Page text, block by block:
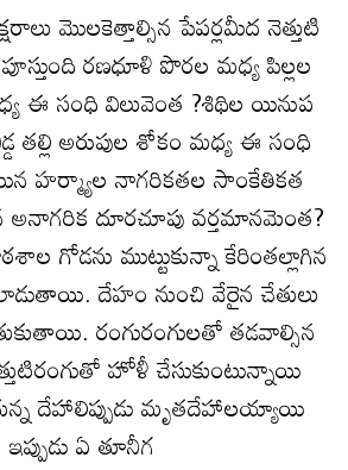
మొలకెత్తాల్సిన పేపర్లమీద నెత్తుటి
రణధూళి పొరల మధ్య పిల్లల
ఈ సంధి విలువెంత ?శిథిల యినుప
తల్లి అరుపుల శోకం మధ్య ఈ సంధి
హర్మ్యాల నాగరికతల సాంకేతికత
అనాగరిక దూరచూపు వర్తమానమెంత?
గోడను ముట్టుకున్నా కేరింతల్లాగిన
దేహం నుంచి వేరైన చేతులు
రంగురంగులతో తడవాల్సిన
హోళీ చేసుకుంటున్నాయి
దేహాలిప్పుడు మృతదేహాలయ్యాయి
ఇప్పుడు ఏ తూనీగ